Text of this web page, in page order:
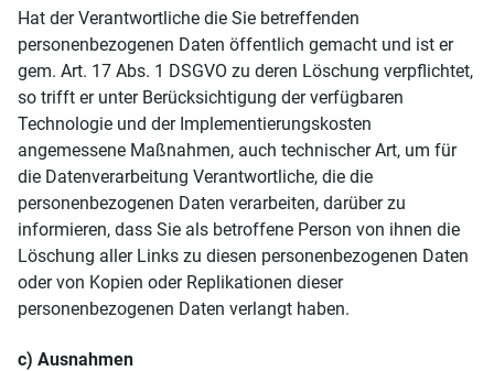
Hat der Verantwortliche die Sie betreffenden
personenbezogenen Daten öffentlich gemacht und ist er
gem. Art. 17 Abs. 1 DSGVO zu deren Löschung verpflichtet,
so trifft er unter Berücksichtigung der verfügbaren
Technologie und der Implementierungskosten
angemessene Maßnahmen, auch technischer Art, um für
die Datenverarbeitung Verantwortliche, die die
personenbezogenen Daten verarbeiten, darüber zu
informieren, dass Sie als betroffene Person von ihnen die
Löschung aller Links zu diesen personenbezogenen Daten
oder von Kopien oder Replikationen dieser
personenbezogenen Daten verlangt haben.
c) Ausnahmen